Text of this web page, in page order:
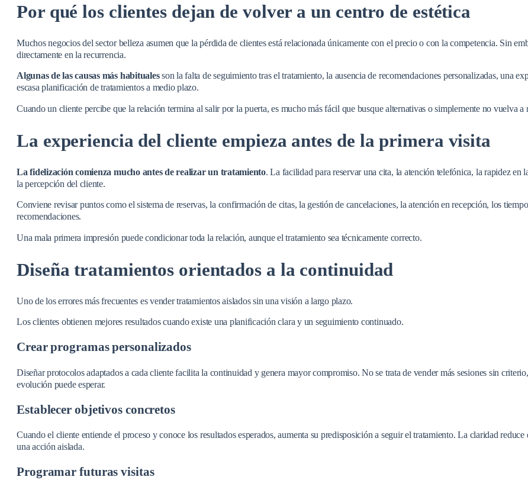
Por qué los clientes dejan de volver a un centro de estética
Muchos negocios del sector belleza asumen que la pérdida de clientes está relacionada únicamente con el precio o con la competencia. Sin
directamente en la recurrencia.
Algunas de las causas más habitualesson la falta de seguimiento tras el tratamiento, la ausencia de recomendaciones personalizadas, una
escasa planificación de tratamientos a medio plazo.
Cuando un cliente percibe que la relación termina al salir por la puerta, es mucho más fácil que busque alternativas o simplemente no vuelva a
La experiencia del cliente empieza antes de la primera visita
La fidelización comienza mucho antes de realizar un tratamiento. La facilidad para reservar una cita, la atención telefónica, la rapidez
la percepción del cliente.
Conviene revisar puntos como el sistema de reservas, la confirmación de citas, la gestión de cancelaciones, la atención en recepción, los
recomendaciones.
Una mala primera impresión puede condicionar toda la relación, aunque el tratamiento sea técnicamente correcto.
Diseña tratamientos orientados a la continuidad
Uno de los errores más frecuentes es vender tratamientos aislados sin una visión a largo plazo.
Los clientes obtienen mejores resultados cuando existe una planificación clara y un seguimiento continuado.
Crear programas personalizados
Diseñar protocolos adaptados a cada cliente facilita la continuidad y genera mayor compromiso. No se trata de vender más sesiones sin
evolución puede esperar.
Establecer objetivos concretos
Cuando el cliente entiende el proceso y conoce los resultados esperados, aumenta su predisposición a seguir el tratamiento. La claridad
una acción aislada.
Programar futuras visitas